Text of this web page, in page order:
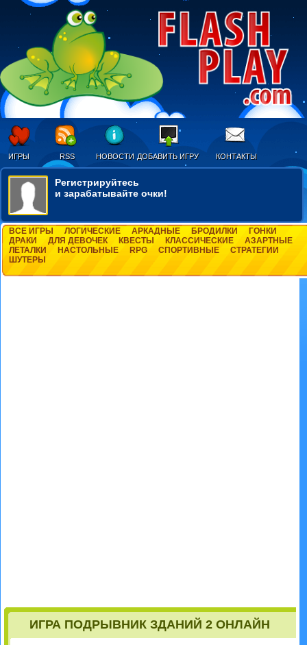
ИГРЫ RSS НОВОСТИ ДОБАВИТЬ ИГРУ КОНТАКТЫ
Регистрируйтесь
и зарабатывайте очки!
ВСЕ ИГРЫ ЛОГИЧЕСКИЕ АРКАДНЫЕ БРОДИЛКИ
ГОНКИ
ДРАКИ
ДЛЯ ДЕВОЧЕК КВЕСТЫ КЛАССИЧЕСКИЕ
АЗАРТНЫЕ
ЛЕТАЛКИ
НАСТОЛЬНЫЕ RPG СПОРТИВНЫЕ
СТРАТЕГИИ
ШУТЕРЫ
ИГРА ПОДРЫВНИК ЗДАНИЙ 2 ОНЛАЙН